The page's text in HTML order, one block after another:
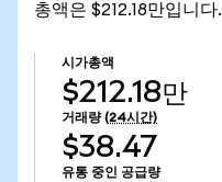
총액은 $212.18만입니다.
시가총액
$212.18만
거래량 (24시간)
$38.47
유통 중인 공급량